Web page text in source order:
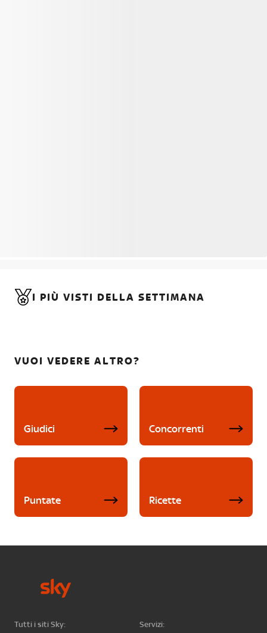
I PIÙ VISTI DELLA SETTIMANA
VUOI VEDERE ALTRO?
Giudici Concorrenti
Puntate Ricette
Tutti i siti Sky:
Servizi: